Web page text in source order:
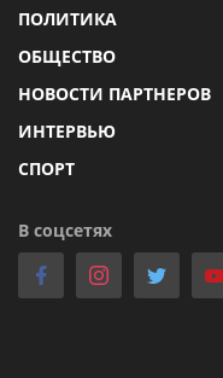
ПОЛИТИКА
ОБЩЕСТВО
НОВОСТИ ПАРТНЕРОВ
ИНТЕРВЬЮ
СПОРТ
В соцсетях